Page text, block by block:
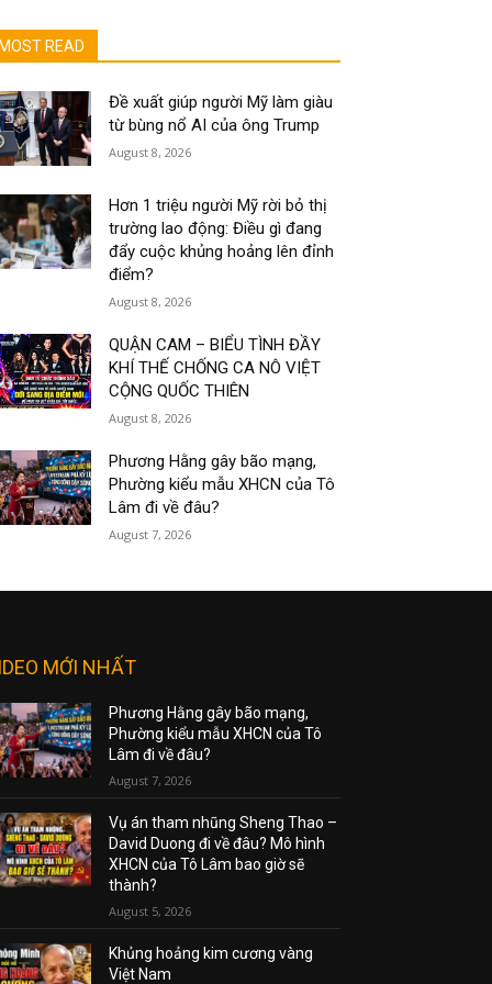
MOST READ
Đề xuất giúp người Mỹ làm giàu
từ bùng nổ AI của ông Trump
August 8, 2026
Hơn 1 triệu người Mỹ rời bỏ thị
trường lao động: Điều gì đang
đẩy cuộc khủng hoảng lên đỉnh
điểm?
August 8, 2026
QUẬN CAM – BIỂU TÌNH ĐẦY
KHÍ THẾ CHỐNG CA NÔ VIỆT
CỘNG QUỐC THIÊN
August 8, 2026
Phương Hằng gây bão mạng,
Phường kiểu mẫu XHCN của Tô
Lâm đi về đâu?
August 7, 2026
MỚI NHẤT
Phương Hằng gây bão mạng,
Phường kiểu mẫu XHCN của Tô
Lâm đi về đâu?
August 7, 2026
Vụ án tham nhũng Sheng Thao –
David Duong đi về đâu? Mô hình
XHCN của Tô Lâm bao giờ sẽ
thành?
August 5, 2026
Khủng hoảng kim cương vàng
Việt Nam